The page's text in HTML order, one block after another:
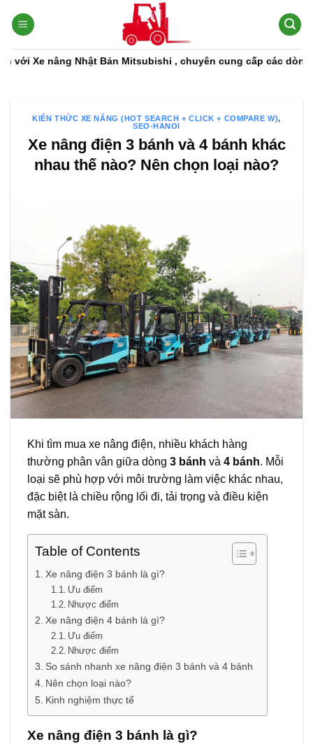
qua
dungnâng Nhật Bản Mitsubishi , chuyên cung cấp các dòng xe
KIẾN THỨC XE NÂNG (HOT SEARCH + CLICK + COMPARE W),
SEO-HANOI
Xe nâng điện 3 bánh và 4 bánh khác
nhau thế nào? Nên chọn loại nào?
Khi tìm mua xe nâng điện, nhiều khách hàng
thường phân vân giữa dòng 3 bánh và 4 bánh. Mỗi
loại sẽ phù hợp với môi trường làm việc khác nhau,
đặc biệt là chiều rộng lối đi, tải trọng và điều kiện
mặt sàn.
Table of Contents
Xe nâng điện 3 bánh là gì?
Ưu điểm
Nhược điểm
Xe nâng điện 4 bánh là gì?
Ưu điểm
Nhược điểm
So sánh nhanh xe nâng điện 3 bánh và 4 bánh
Nên chọn loại nào?
Kinh nghiệm thực tế
Xe nâng điện 3 bánh là gì?